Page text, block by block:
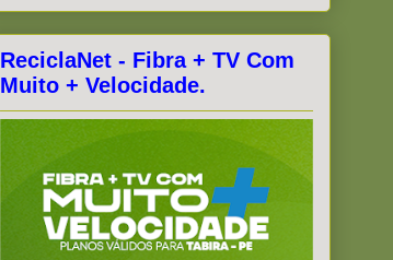
ReciclaNet - Fibra + TV Com
Muito + Velocidade.